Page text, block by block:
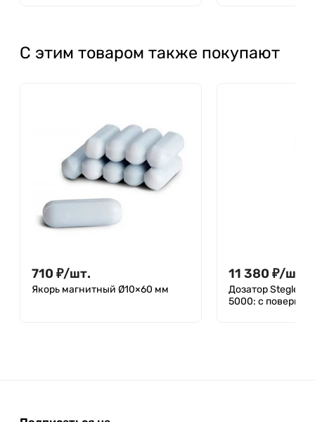
С этим товаром также покупают
710 ₽/шт.
Якорь магнитный Ø10×60 мм
11 380 ₽/шт.
Дозатор Stegler
5000: с поверкой